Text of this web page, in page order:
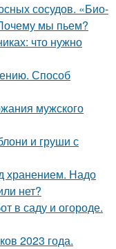
сосудов. «Био-
мы пьем?
что нужно
Способ
мужского
и груши с
хранением. Надо
нет?
в саду и огороде.
2023 года.